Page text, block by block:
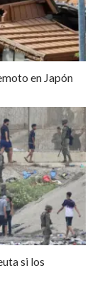
en Japón
si los